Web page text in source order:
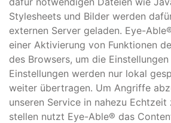
Stylesheets und Bilder werden
externen Server geladen. Eye-
einer Aktivierung von Funktionen
des Browsers, um die
Einstellungen werden nur lokal
weiter übertragen. Um Angriffe
unseren Service in nahezu
stellen nutzt Eye-Able® das